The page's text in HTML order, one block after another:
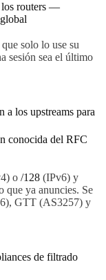
los routers —
solo lo use su
sesión sea el último
a los upstreams para
conocida del RFC
o /128 (IPv6) y
que ya anuncies. Se
GTT (AS3257) y
de filtrado